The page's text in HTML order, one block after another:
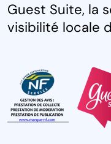
Guest Suite, la
visibilité locale